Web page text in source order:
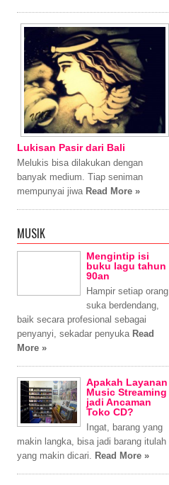
Lukisan Pasir dari Bali
Melukis bisa dilakukan dengan
banyak medium. Tiap seniman
mempunyai jiwa Read More »
MUSIK
Mengintip isi
buku lagu tahun
90an
Hampir setiap orang
suka berdendang,
baik secara profesional sebagai
penyanyi, sekadar penyuka Read
More »
Apakah Layanan
Music Streaming
jadi Ancaman
Toko CD?
Ingat, barang yang
makin langka, bisa jadi barang itulah
yang makin dicari.
Read More »